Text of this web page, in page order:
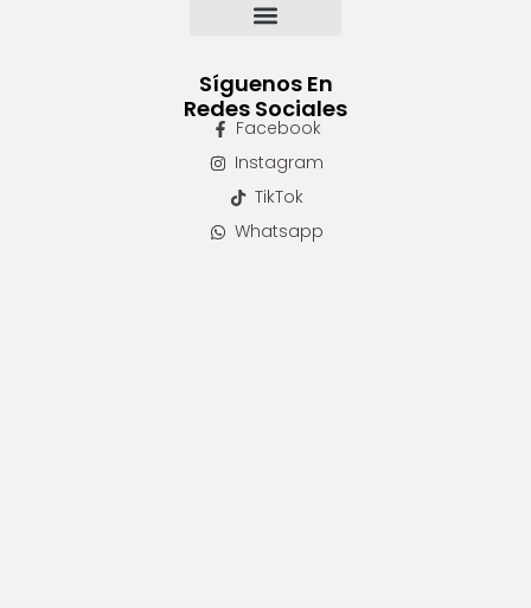
Síguenos En
Redes Sociales
Facebook
Instagram
TikTok
Whatsapp